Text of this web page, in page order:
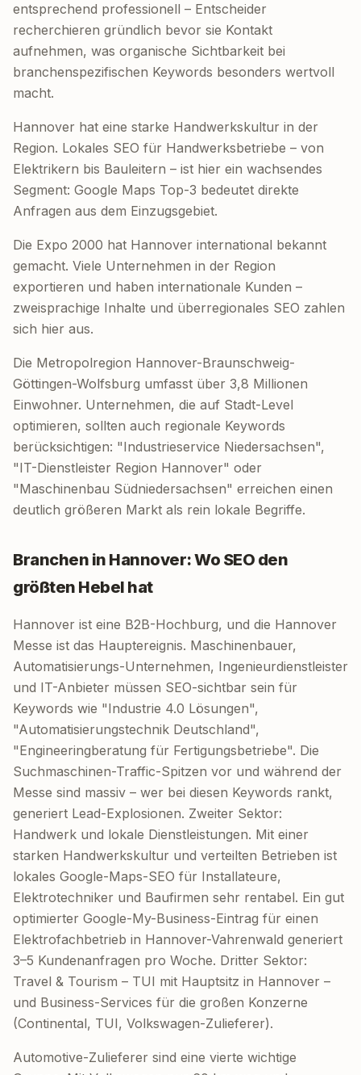
entsprechend professionell – Entscheider
recherchieren gründlich bevor sie Kontakt
aufnehmen, was organische Sichtbarkeit bei
branchenspezifischen Keywords besonders wertvoll
macht.
Hannover hat eine starke Handwerkskultur in der
Region. Lokales SEO für Handwerksbetriebe – von
Elektrikern bis Bauleitern – ist hier ein wachsendes
Segment: Google Maps Top-3 bedeutet direkte
Anfragen aus dem Einzugsgebiet.
Die Expo 2000 hat Hannover international bekannt
gemacht. Viele Unternehmen in der Region
exportieren und haben internationale Kunden –
zweisprachige Inhalte und überregionales SEO zahlen
sich hier aus.
Die Metropolregion Hannover-Braunschweig-
Göttingen-Wolfsburg umfasst über 3,8 Millionen
Einwohner. Unternehmen, die auf Stadt-Level
optimieren, sollten auch regionale Keywords
berücksichtigen: "Industrieservice Niedersachsen",
"IT-Dienstleister Region Hannover" oder
"Maschinenbau Südniedersachsen" erreichen einen
deutlich größeren Markt als rein lokale Begriffe.
Branchen in Hannover: Wo SEO den
größten Hebel hat
Hannover ist eine B2B-Hochburg, und die Hannover
Messe ist das Hauptereignis. Maschinenbauer,
Automatisierungs-Unternehmen, Ingenieurdienstleister
und IT-Anbieter müssen SEO-sichtbar sein für
Keywords wie "Industrie 4.0 Lösungen",
"Automatisierungstechnik Deutschland",
"Engineeringberatung für Fertigungsbetriebe". Die
Suchmaschinen-Traffic-Spitzen vor und während der
Messe sind massiv – wer bei diesen Keywords rankt,
generiert Lead-Explosionen. Zweiter Sektor:
Handwerk und lokale Dienstleistungen. Mit einer
starken Handwerkskultur und verteilten Betrieben ist
lokales Google-Maps-SEO für Installateure,
Elektrotechniker und Baufirmen sehr rentabel. Ein gut
optimierter Google-My-Business-Eintrag für einen
Elektrofachbetrieb in Hannover-Vahrenwald generiert
3–5 Kundenanfragen pro Woche. Dritter Sektor:
Travel & Tourism – TUI mit Hauptsitz in Hannover –
und Business-Services für die großen Konzerne
(Continental, TUI, Volkswagen-Zulieferer).
Automotive-Zulieferer sind eine vierte wichtige